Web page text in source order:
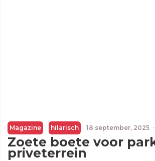
Magazine hilarisch 18 september, 2025 ·
Zoete boete voor
priveterrein